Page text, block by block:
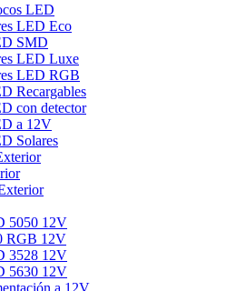
LED
LED Eco
SMD
LED Luxe
LED RGB
Recargables
con detector
a 12V
Solares
5050 12V
RGB 12V
3528 12V
5630 12V
a 12V